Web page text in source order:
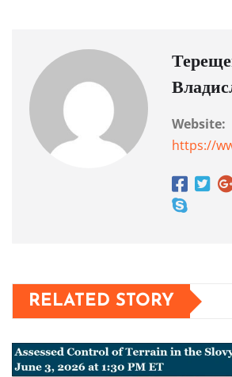
Website:
https://
RELATED STORY